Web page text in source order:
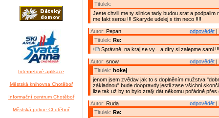
Internetové aplikace
Městská knihovna Chotěboř
Informační centrum Chotěboř
Městská policie Chotěboř
Titulek:
Jeste chvili me ty silnice tady budou srat a podpalim
me fakt serou !!! Skaryde udelej s tim neco !!!!
odpovědět |
Autor: Pepan
Titulek: Re:
Správně, na kraj se vy... a díry si zalepme sami !!!
odpovědět |
Autor: snow
Titulek: hokej
jenom jsem zvědav jak to s doplněním mužstva
základnou" bude doopravdy.jestli zase všichni
lize tak už by to bylo zralý dát někomu pořádně přes
odpovědět |
Autor: Ruda
Titulek: Re: